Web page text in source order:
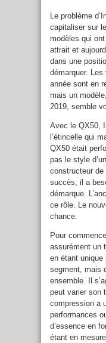
Le problème
capitaliser sur
modèles qui
attrait et
dans une
démarquer. Les
année sont en
mais un
2019, semble
Avec le QX50,
l’étincelle qui
QX50 était
pas le style
constructeur
succès, il a
démarque.
ce rôle. Le
chance.
Pour
assurément un
en étant unique
segment, mais
ensemble. Il
peut varier son
compression a
performances
d’essence en
étant en